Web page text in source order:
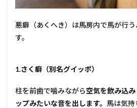
悪癖（あくへき）は馬房内で馬が行
す。
1.さく癖（別名グイッポ）
柱を前歯で噛みながら空気を飲み込
ップみたいな音を出します。 馬は気持